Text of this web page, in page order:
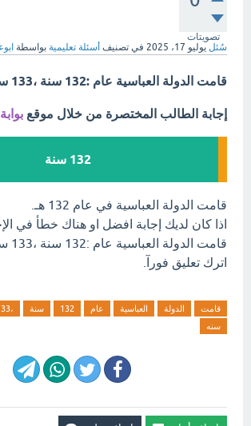
تصويتات
سُئل يوليو 17، 2025 في تصنيف أسئلة تعليمية بواسطة
قامت الدولة العباسية عام :132 سنة ،133 سنه، 134 سنه؟
إجابة الطالب المختصرة من خلال موقع
132 سنة
قامت الدولة العباسية في عام 132 هـ.
اذا كان لديك إجابة افضل او هناك خطأ في
اترك تعليق فورآ.
قامت الدولة العباسية عام 132 سنة ،133
سنه